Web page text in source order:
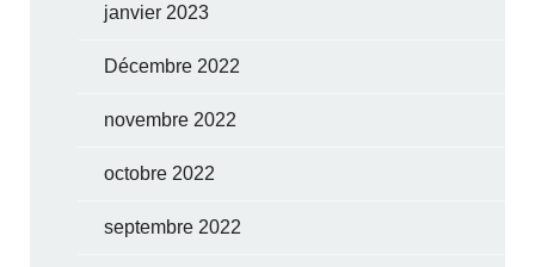
janvier 2023
Décembre 2022
novembre 2022
octobre 2022
septembre 2022